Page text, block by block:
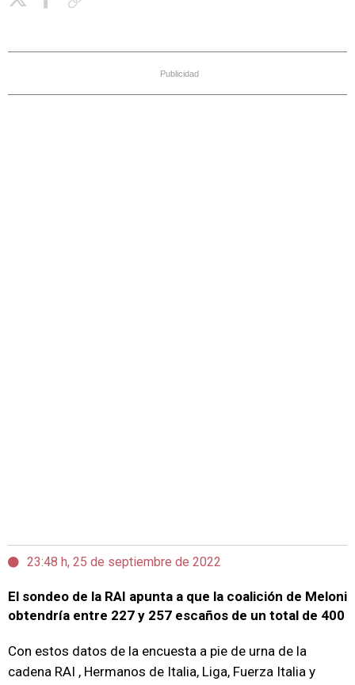
Publicidad
23:48 h, 25 de septiembre de 2022
El sondeo de la RAI apunta a que la coalición de Meloni
obtendría entre 227 y 257 escaños de un total de 400
Con estos datos de la encuesta a pie de urna de la
cadena RAI , Hermanos de Italia, Liga, Fuerza Italia y